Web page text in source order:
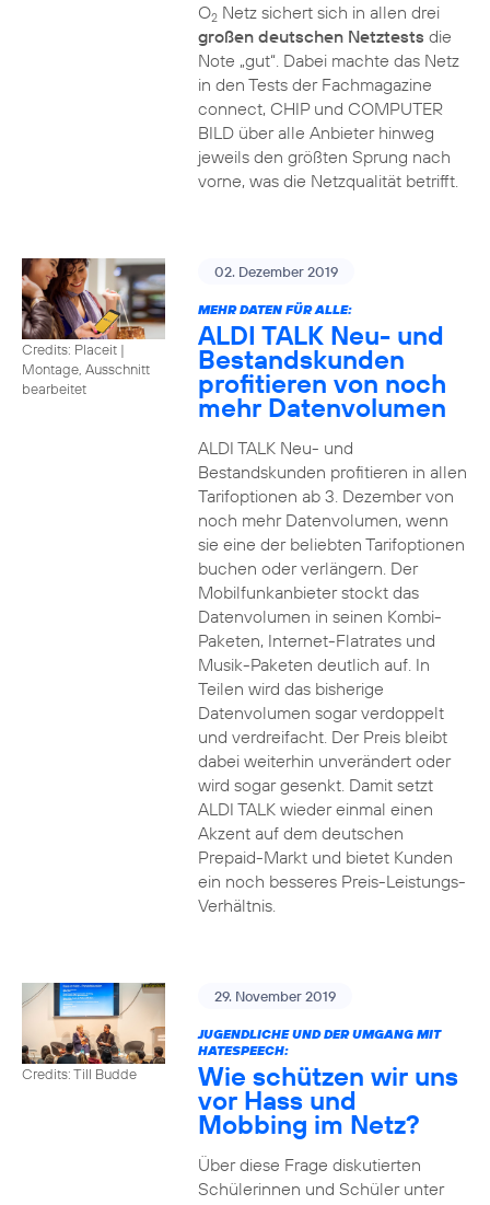
O2Netz sichert sich in allen drei
großen deutschen Netztests die
Note „gut“. Dabei machte das Netz
in den Tests der Fachmagazine
connect, CHIP und COMPUTER
BILD über alle Anbieter hinweg
jeweils den größten Sprung nach
vorne, was die Netzqualität betrifft.
Credits: Placeit |
Montage, Ausschnitt
bearbeitet
02. Dezember 2019
MEHR DATEN FÜR ALLE:
ALDI TALK Neu- und
Bestandskunden
profitieren von noch
mehr Datenvolumen
ALDI TALK Neu- und
Bestandskunden profitieren in allen
Tarifoptionen ab 3. Dezember von
noch mehr Datenvolumen, wenn
sie eine der beliebten Tarifoptionen
buchen oder verlängern. Der
Mobilfunkanbieter stockt das
Datenvolumen in seinen Kombi-
Paketen, Internet-Flatrates und
Musik-Paketen deutlich auf. In
Teilen wird das bisherige
Datenvolumen sogar verdoppelt
und verdreifacht. Der Preis bleibt
dabei weiterhin unverändert oder
wird sogar gesenkt. Damit setzt
ALDI TALK wieder einmal einen
Akzent auf dem deutschen
Prepaid-Markt und bietet Kunden
ein noch besseres Preis-Leistungs-
Verhältnis.
Credits: Till Budde
29. November 2019
JUGENDLICHE UND DER UMGANG MIT
HATESPEECH:
Wie schützen wir uns
vor Hass und
Mobbing im Netz?
Über diese Frage diskutierten
Schülerinnen und Schüler unter